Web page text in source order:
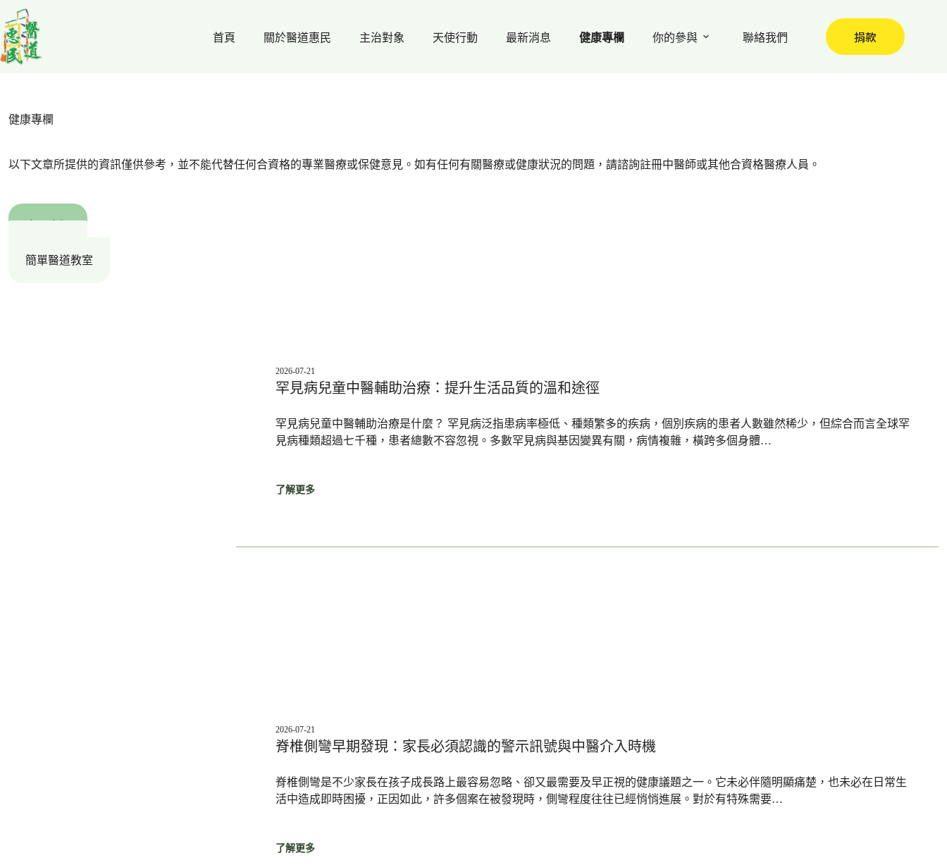
至
主
要
首頁 關於醫道惠民 主治對象 天使行動 最新消息 健康專欄 你的參與 聯絡我們 捐款
健康專欄
以下文章所提供的資訊僅供參考，並不能代替任何合資格的專業醫療或保健意見。如有任何有關醫療或健康狀況的問題，請諮詢註冊中醫師或其他合資格醫療人員。
簡單醫道教室
2026-07-21
罕見病兒童中醫輔助治療：提升生活品質的溫和途徑
罕見病兒童中醫輔助治療是什麼？ 罕見病泛指患病率極低、種類繁多的疾病，個別疾病的患者人數雖然稀少，但綜合而言全球罕
見病種類超過七千種，患者總數不容忽視。多數罕見病與基因變異有關，病情複雜，橫跨多個身體…
了解更多
2026-07-21
脊椎側彎早期發現：家長必須認識的警示訊號與中醫介入時機
脊椎側彎是不少家長在孩子成長路上最容易忽略、卻又最需要及早正視的健康議題之一。它未必伴隨明顯痛楚，也未必在日常生
活中造成即時困擾，正因如此，許多個案在被發現時，側彎程度往往已經悄悄進展。對於有特殊需要…
了解更多